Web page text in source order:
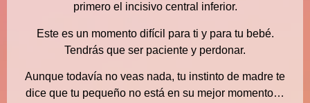
primero el incisivo central inferior.
Este es un momento difícil para ti y para tu bebé.
Tendrás que ser paciente y perdonar.
Aunque todavía no veas nada, tu instinto de madre te
dice que tu pequeño no está en su mejor momento…